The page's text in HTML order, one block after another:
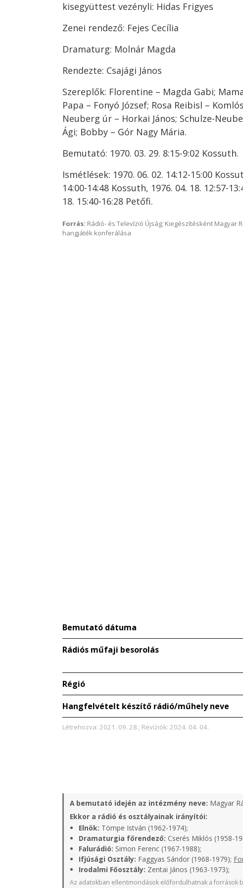
kisegyüttest vezényli: Hidas Frigyes
Zenei rendező: Fejes Cecília
Dramaturg: Molnár Magda
Rendezte: Csajági János
Szereplők: Florentine – Magda Gabi;
Papa – Fonyó József; Rosa Reibisl –
Neuberg úr – Horkai János; Schulze-
Ági; Bobby – Gór Nagy Mária.
Bemutató: 1970. 03. 29. 8:15-9:02 Kossuth.
Ismétlések: 1970. 06. 02. 14:12-15:00
14:00-14:48 Kossuth, 1976. 04. 18. 12:57-
18. 15:40-16:28 Petőfi.
Forrás: Rádió- és Televízió Újság; Kiegészítésként Magyar
hangjáték konferálása
Bemutató dátuma
Rádiós műfaji besorolás
Régió
Hangfelvételt készítő rádió/műhely neve
Létrehozva: 2021. 09. 28.; Revíziók: 2024. 04. 04.
A bemutató idején az intézmény neve: Magyar
Ekkor a rádió és osztályainak irányítói:
Elnök: Tömpe István (1962-1974);
Dramaturgia főrendező: Cserés Miklós (1958-
Falurádió: Simon Ferenc (1967-1988);
Ifjúsági Osztály: Faggyas Sándor (1968-1979);
Irodalmi Főosztály: Zentai János (1963-1973);
Az adatokban ellentmondások előfordulhatnak a források